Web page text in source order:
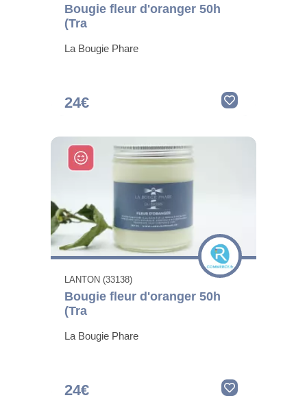
Bougie fleur d'oranger 50h
(Tra
La Bougie Phare
24€
LANTON (33138)
Bougie fleur d'oranger 50h
(Tra
La Bougie Phare
24€